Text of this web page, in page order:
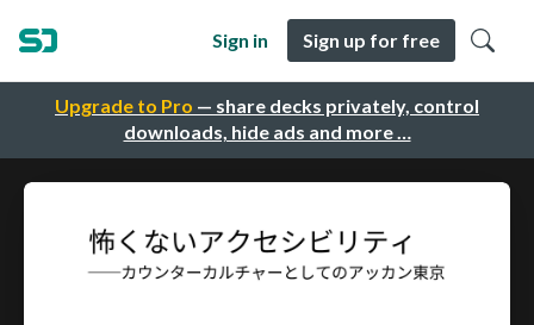
Upgrade to Pro — share decks privately, control
downloads, hide ads and more …
Sign in Sign up for free